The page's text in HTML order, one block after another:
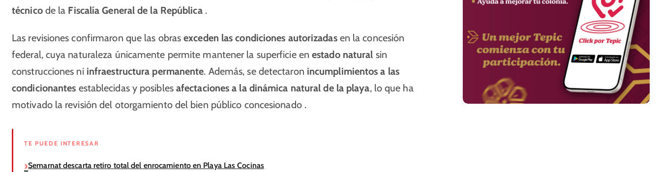
técnicode la Fiscalía General de la República.
Las revisiones confirmaron que las obrasexceden las condiciones autorizadasen la concesión
federal, cuya naturaleza únicamente permite mantener la superficie en estado natural sin
construcciones ni infraestructura permanente. Además, se detectaron incumplimientos a las
condicionantes establecidas y posibles afectaciones a la dinámica natural de la playa, lo que ha
motivado la revisión del otorgamiento del bien público concesionado .
TE PUEDE INTERESAR
Semarnat descarta retiro total del enrocamiento en Playa Las Cocinas